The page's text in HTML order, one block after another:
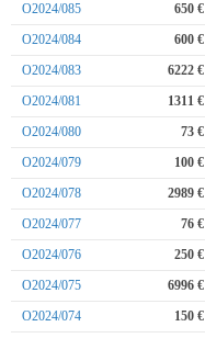
O2024/085
650 €
O2024/084
600 €
O2024/083
6222 €
O2024/081
1311 €
O2024/080
73 €
O2024/079
100 €
O2024/078
2989 €
O2024/077
76 €
O2024/076
250 €
O2024/075
6996 €
O2024/074
150 €